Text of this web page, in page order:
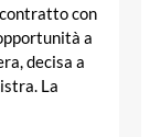
con
a
decisa a
La